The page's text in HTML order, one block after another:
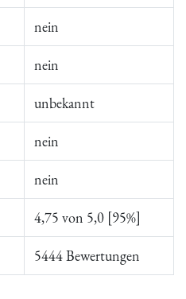
nein
nein
unbekannt
nein
nein
4,75 von 5,0 [95%]
5444 Bewertungen